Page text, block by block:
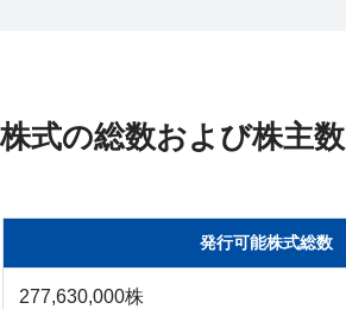
株式の総数および株主数
発行可能株式総数
277,630,000株